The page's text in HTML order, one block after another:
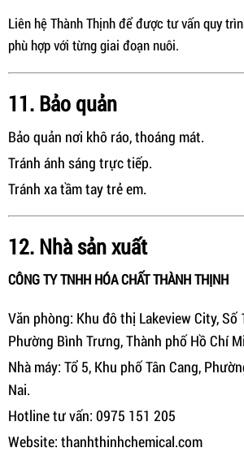
Liên hệ Thành Thịnh để được tư vấn quy
phù hợp với từng giai đoạn nuôi.
11. Bảo quản
Bảo quản nơi khô ráo, thoáng mát.
Tránh ánh sáng trực tiếp.
Tránh xa tầm tay trẻ em.
12. Nhà sản xuất
CÔNG TY TNHH HÓA CHẤT THÀNH THỊNH
Văn phòng: Khu đô thị Lakeview City,
Phường Bình Trưng, Thành phố Hồ Chí
Nhà máy: Tổ 5, Khu phố Tân Cang,
Nai.
Hotline tư vấn: 0975 151 205
Website: thanhthinhchemical.com